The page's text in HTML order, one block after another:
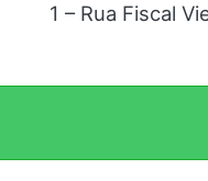
1 – Rua Fiscal